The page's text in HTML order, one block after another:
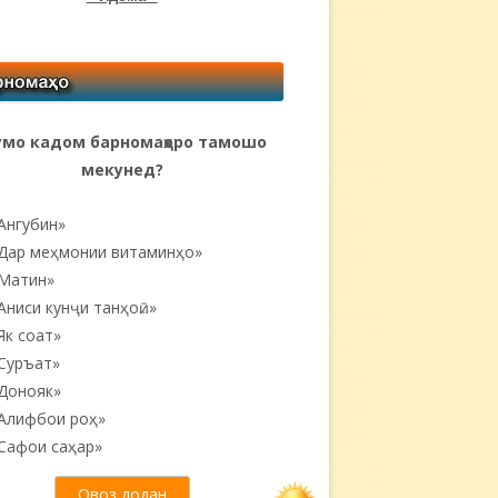
кадом барномаҳоро тамошо
мекунед?
меҳмонии витаминҳо»
кунҷи танҳоӣ...»
соат»
роҳ»
саҳар»